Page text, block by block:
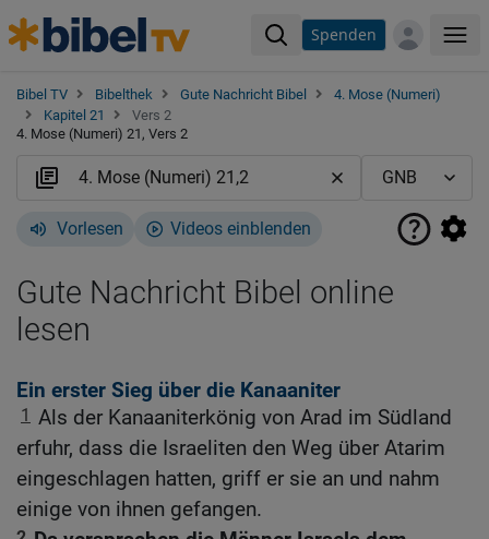
Spenden
Bibel TV Bibelthek Gute Nachricht Bibel
4. Mose (Numeri)
Kapitel 21
Vers 2
4. Mose (Numeri) 21, Vers 2
Vorlesen Videos einblenden
Gute Nachricht Bibel online
lesen
Ein erster Sieg über die Kanaaniter
1 Als der Kanaaniterkönig von Arad im Südland
erfuhr, dass die Israeliten den Weg über Atarim
eingeschlagen hatten, griff er sie an und nahm
einige von ihnen gefangen.